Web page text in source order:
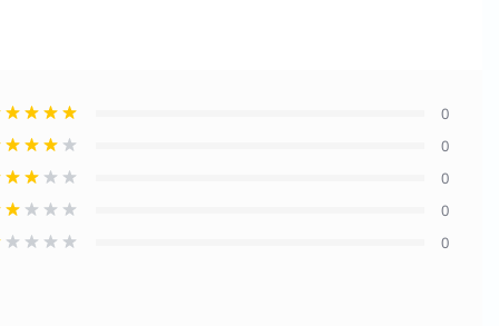
0
0
0
0
0